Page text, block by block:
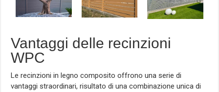
Vantaggi delle recinzioni
WPC
Le recinzioni in legno composito offrono una serie di
vantaggi straordinari, risultato di una combinazione unica di